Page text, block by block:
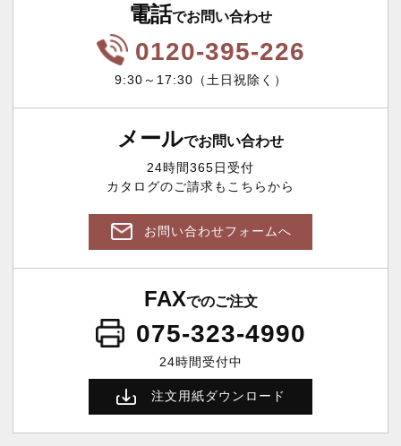
電話でお問い合わせ
0120-395-226
9:30～17:30（土日祝除く）
メールでお問い合わせ
24時間365日受付
カタログのご請求もこちらから
お問い合わせフォームへ
FAXでのご注文
075-323-4990
24時間受付中
注文用紙ダウンロード